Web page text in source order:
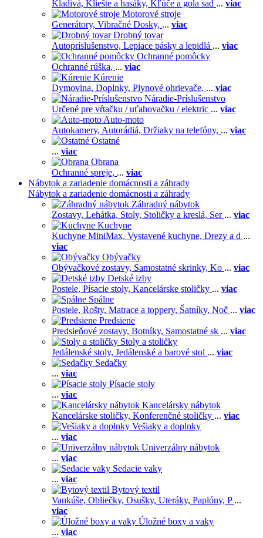
Kladivá, Kliešte a hasáky, Kľúče a gola sad ... viac
Motorové stroje
Generátory, Vibračné Dosky, ... viac
Drobný tovar
Autopríslušenstvo, Lepiace pásky a lepidlá ... viac
Ochranné pomôcky
Ochranné rúška, ... viac
Kúrenie
Dymovina, Doplnky, Plynové ohrievače, ... viac
Náradie-Príslušenstvo
Určené pre vŕtačku / uťahovačku / elektric ... viac
Auto-moto
Autokamery, Autorádiá, Držiaky na telefóny, ... viac
Ostatné
... viac
Obrana
Ochranné spreje, ... viac
Nábytok a zariadenie domácnosti a záhrady
Nábytok a zariadenie domácnosti a záhrady
Záhradný nábytok
Zostavy, Lehátka, Stoly, Stoličky a kreslá, Ser ... viac
Kuchyne
Kuchyne MiniMax, Vystavené kuchyne, Drezy a d ...
viac
Obývačky
Obývačkové zostavy, Samostatné skrinky, Ko ... viac
Detské izby
Postele, Písacie stoly, Kancelárske stoličky ... viac
Spálne
Postele, Rošty, Matrace a toppery, Šatníky, Noč ... viac
Predsiene
Predsieňové zostavy, Botníky, Samostatné sk ... viac
Stoly a stoličky
Jedálenské stoly, Jedálenské a barové stol ... viac
Sedačky
... viac
Písacie stoly
... viac
Kancelársky nábytok
Kancelárske stoličky, Konferenčné stoličky ... viac
Vešiaky a doplnky
... viac
Univerzálny nábytok
... viac
Sedacie vaky
... viac
Bytový textil
Vankúše, Obliečky, Osušky, Uteráky, Paplóny, P ...
viac
Úložné boxy a vaky
... viac